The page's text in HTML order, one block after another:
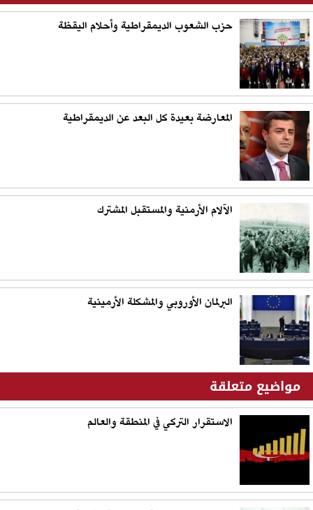
حزب الشعوب الديمقراطية وأحلام اليقظة
المعارضة بعيدة كل البعد عن الديمقراطية
الآلام الأرمنية والمستقبل المشترك
البرلمان الأوروبي والمشكلة الأرمينية
مواضيع متعلقة
الاستقرار التركي في المنطقة والعالم